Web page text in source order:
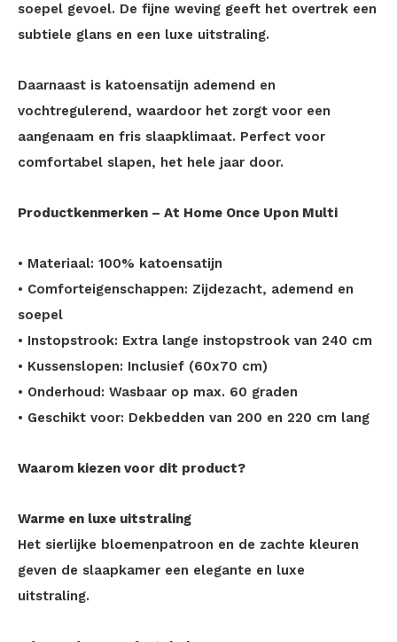
soepel gevoel. De fijne weving geeft het overtrek een
subtiele glans en een luxe uitstraling.
Daarnaast is katoensatijn ademend en
vochtregulerend, waardoor het zorgt voor een
aangenaam en fris slaapklimaat. Perfect voor
comfortabel slapen, het hele jaar door.
Productkenmerken – At Home Once Upon Multi
• Materiaal: 100% katoensatijn
• Comforteigenschappen: Zijdezacht, ademend en
soepel
• Instopstrook: Extra lange instopstrook van 240 cm
• Kussenslopen: Inclusief (60x70 cm)
• Onderhoud: Wasbaar op max. 60 graden
• Geschikt voor: Dekbedden van 200 en 220 cm lang
Waarom kiezen voor dit product?
Warme en luxe uitstraling
Het sierlijke bloemenpatroon en de zachte kleuren
geven de slaapkamer een elegante en luxe
uitstraling.